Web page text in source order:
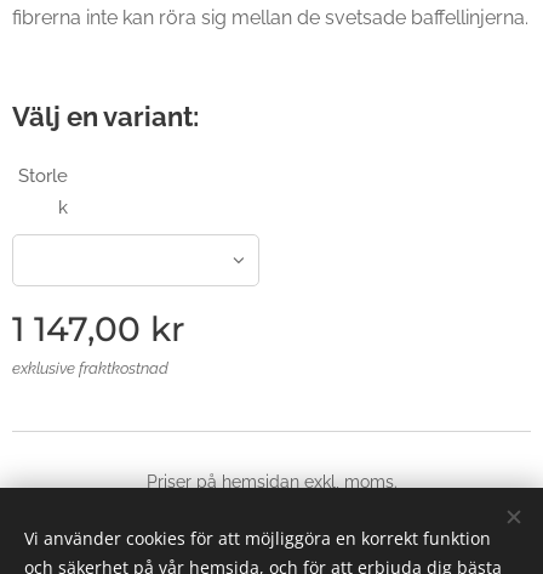
fibrerna inte kan röra sig mellan de svetsade baffellinjerna.
Välj en variant:
Storle
k
1 147,00 kr
exklusive fraktkostnad
Priser på hemsidan exkl, moms.
Webnode
Vi använder cookies för att möjliggöra en korrekt funktion
och säkerhet på vår hemsida, och för att erbjuda dig bästa